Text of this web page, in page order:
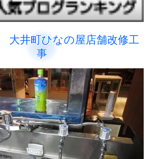
大井町ひなの屋店舗改修工
事